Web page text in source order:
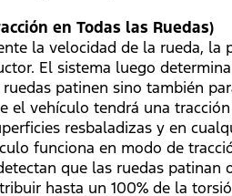
en Todas las Ruedas)
la velocidad de la rueda,
El sistema luego
patinen sino también
el vehículo tendrá una
resbaladizas y en
funciona en modo de
que las ruedas
hasta un 100% de la